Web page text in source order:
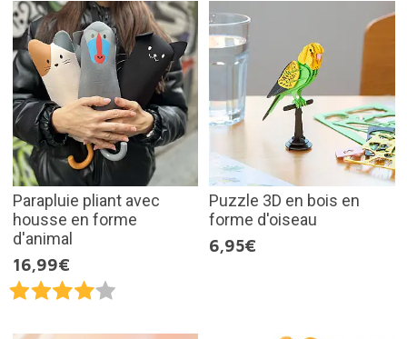
Parapluie pliant avec
housse en forme
d'animal
16,99€
Puzzle 3D en bois en
forme d'oiseau
6,95€